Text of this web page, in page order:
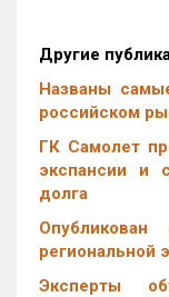
Другие
Названы
российском
ГК Самолет
экспансии и
долга
региональной
Эксперты